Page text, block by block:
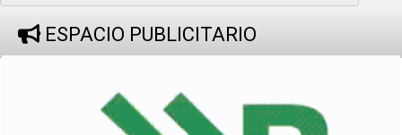
ESPACIO PUBLICITARIO